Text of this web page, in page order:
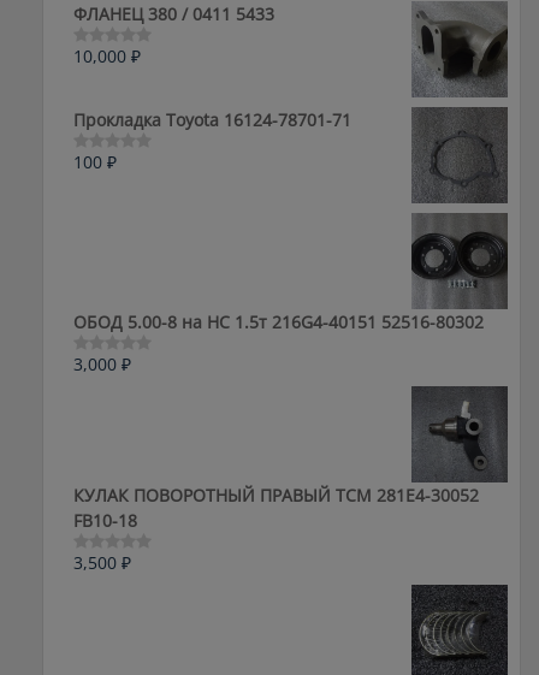
ФЛАНЕЦ 380 / 0411 5433
Оценка
5
10,000 ₽
Прокладка Toyota 16124-78701-71
Оценка
100 ₽
ОБОД 5.00-8 на HC 1.5т 216G4-40151 52516-80302
Оценка
3,000 ₽
КУЛАК ПОВОРОТНЫЙ ПРАВЫЙ ТСМ 281E4-30052
FB10-18
Оценка
3,500 ₽